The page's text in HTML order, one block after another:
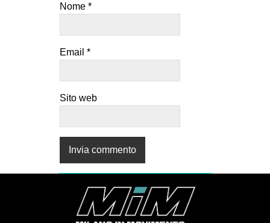
Nome *
Email *
Sito web